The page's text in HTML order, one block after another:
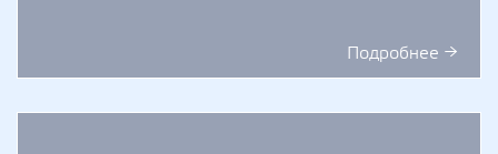
Подробнее →